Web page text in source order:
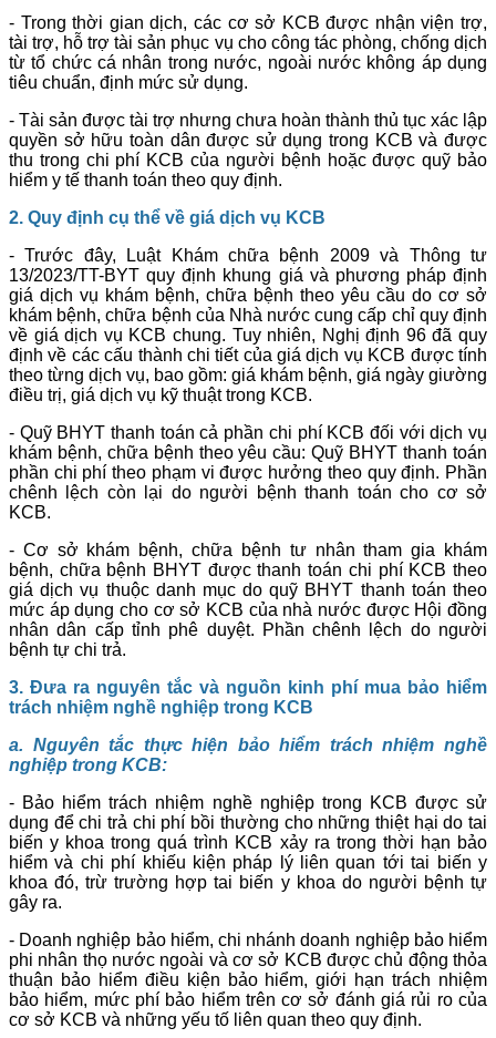
- Trong thời gian dịch, các cơ sở KCB được nhận viện trợ,
tài trợ, hỗ trợ tài sản phục vụ cho công tác phòng, chống dịch
từ tổ chức cá nhân trong nước, ngoài nước không áp dụng
tiêu chuẩn, định mức sử dụng.
- Tài sản được tài trợ nhưng chưa hoàn thành thủ tục xác lập
quyền sở hữu toàn dân được sử dụng trong KCB và được
thu trong chi phí KCB của người bệnh hoặc được quỹ bảo
hiểm y tế thanh toán theo quy định.
2. Quy định cụ thể về giá dịch vụ KCB
- Trước đây, Luật Khám chữa bệnh 2009 và Thông tư
13/2023/TT-BYT quy định khung giá và phương pháp định
giá dịch vụ khám bệnh, chữa bệnh theo yêu cầu do cơ sở
khám bệnh, chữa bệnh của Nhà nước cung cấp chỉ quy định
về giá dịch vụ KCB chung. Tuy nhiên, Nghị định 96 đã quy
định về các cấu thành chi tiết của giá dịch vụ KCB được tính
theo từng dịch vụ, bao gồm: giá khám bệnh, giá ngày giường
điều trị, giá dịch vụ kỹ thuật trong KCB.
- Quỹ BHYT thanh toán cả phần chi phí KCB đối với dịch vụ
khám bệnh, chữa bệnh theo yêu cầu: Quỹ BHYT thanh toán
phần chi phí theo phạm vi được hưởng theo quy định. Phần
chênh lệch còn lại do người bệnh thanh toán cho cơ sở
KCB.
- Cơ sở khám bệnh, chữa bệnh tư nhân tham gia khám
bệnh, chữa bệnh BHYT được thanh toán chi phí KCB theo
giá dịch vụ thuộc danh mục do quỹ BHYT thanh toán theo
mức áp dụng cho cơ sở KCB của nhà nước được Hội đồng
nhân dân cấp tỉnh phê duyệt. Phần chênh lệch do người
bệnh tự chi trả.
3. Đưa ra nguyên tắc và nguồn kinh phí mua bảo hiểm
trách nhiệm nghề nghiệp trong KCB
a. Nguyên tắc thực hiện bảo hiểm trách nhiệm nghề
nghiệp trong KCB:
- Bảo hiểm trách nhiệm nghề nghiệp trong KCB được sử
dụng để chi trả chi phí bồi thường cho những thiệt hại do tai
biến y khoa trong quá trình KCB xảy ra trong thời hạn bảo
hiểm và chi phí khiếu kiện pháp lý liên quan tới tai biến y
khoa đó, trừ trường hợp tai biến y khoa do người bệnh tự
gây ra.
- Doanh nghiệp bảo hiểm, chi nhánh doanh nghiệp bảo hiểm
phi nhân thọ nước ngoài và cơ sở KCB được chủ động thỏa
thuận bảo hiểm điều kiện bảo hiểm, giới hạn trách nhiệm
bảo hiểm, mức phí bảo hiểm trên cơ sở đánh giá rủi ro của
cơ sở KCB và những yếu tố liên quan theo quy định.